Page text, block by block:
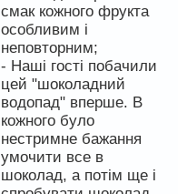
смак кожного фрукта
особливим і
неповторним;
- Наші гості побачили
цей "шоколадний
водопад" вперше. В
кожного було
нестримне бажання
умочити все в
шоколад, а потім ще і